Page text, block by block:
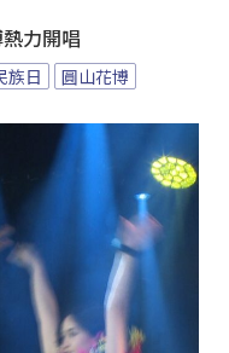
力開唱
族日 圓山花博